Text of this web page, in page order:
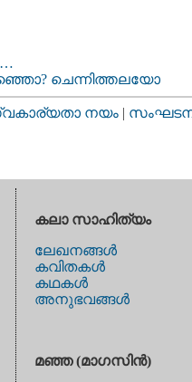
ചെന്നിത്തലയോ
നയം |
കലാ സാഹിത്യം
ലേഖനങ്ങള്‍
കവിതകള്‍
കഥകള്‍
അനുഭവങ്ങള്‍
മഞ്ഞ (മാഗസിന്‍)